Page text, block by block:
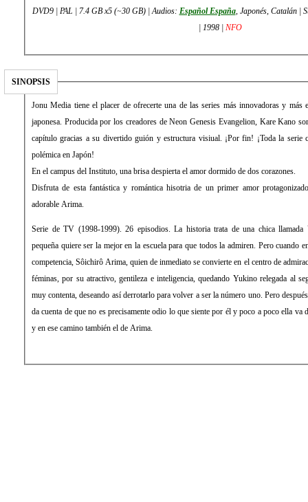
DVD9 | PAL | 7.4 GB x5 (~30 GB) | Audios: Español España, Japonés, Catalán |
| 1998 | NFO
SINOPSIS
Jonu Media tiene el placer de ofrecerte una de las series más innovadoras y más
japonesa. Producida por los creadores de Neon Genesis Evangelion, Kare Kano
capítulo gracias a su divertido guión y estructura visiual. ¡Por fin! ¡Toda la serie
polémica en Japón!
En el campus del Instituto, una brisa despierta el amor dormido de dos corazones.
Disfruta de esta fantástica y romántica hisotria de un primer amor
adorable Arima.
Serie de TV (1998-1999). 26 episodios. La historia trata de una chica llamada
pequeña quiere ser la mejor en la escuela para que todos la admiren. Pero cuando
competencia, Sôichirô Arima, quien de inmediato se convierte en el centro de
féminas, por su atractivo, gentileza e inteligencia, quedando Yukino relegada al
muy contenta, deseando así derrotarlo para volver a ser la número uno. Pero
da cuenta de que no es precisamente odio lo que siente por él y poco a poco ella va
y en ese camino también el de Arima.